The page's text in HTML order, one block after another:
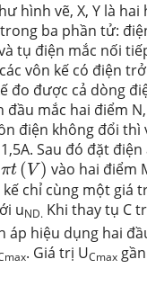
hình vẽ, X, Y là hai
ba phần tử:
tụ điện mắc nối
vôn kế có điện
đo được cả dòng
đầu mắc hai điểm
điện không đổi thì
Sau đó đặt điện
πt ( V )
t(V)
vào hai điểm
kế chỉ cùng một giá
uND. Khi thay tụ C
áp hiệu dụng hai
. Giá trị UCmax